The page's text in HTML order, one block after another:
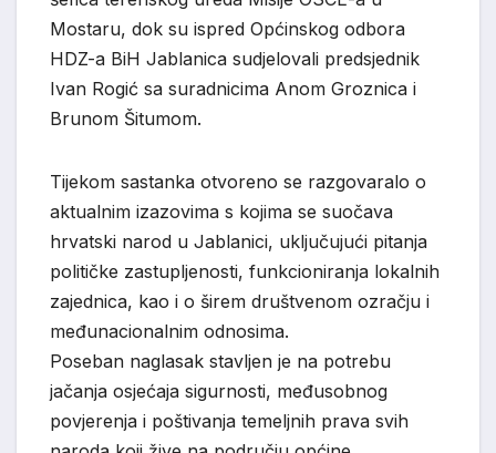
Mostaru, dok su ispred Općinskog odbora
HDZ-a BiH Jablanica sudjelovali predsjednik
Ivan Rogić sa suradnicima Anom Groznica i
Brunom Šitumom.
Tijekom sastanka otvoreno se razgovaralo o
aktualnim izazovima s kojima se suočava
hrvatski narod u Jablanici, uključujući pitanja
političke zastupljenosti, funkcioniranja lokalnih
zajednica, kao i o širem društvenom ozračju i
međunacionalnim odnosima.
Poseban naglasak stavljen je na potrebu
jačanja osjećaja sigurnosti, međusobnog
povjerenja i poštivanja temeljnih prava svih